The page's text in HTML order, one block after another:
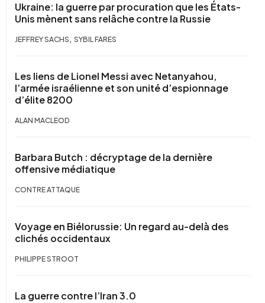
Ukraine: la guerre par procuration que les États-
Unis mènent sans relâche contre la Russie
JEFFREY SACHS , SYBIL FARES
Les liens de Lionel Messi avec Netanyahou,
l’armée israélienne et son unité d’espionnage
d’élite 8200
ALAN MACLEOD
Barbara Butch : décryptage de la dernière
offensive médiatique
CONTRE ATTAQUE
Voyage en Biélorussie: Un regard au-delà des
clichés occidentaux
PHILIPPE STROOT
La guerre contre l’Iran 3.0